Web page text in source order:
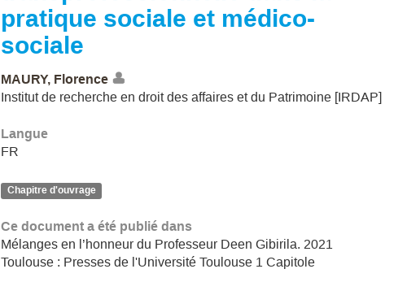
pratique sociale et médico-
sociale
MAURY, Florence
Institut de recherche en droit des affaires et du Patrimoine [IRDAP]
Langue
FR
Chapitre d'ouvrage
Ce document a été publié dans
Mélanges en l’honneur du Professeur Deen Gibirila. 2021
Toulouse : Presses de l'Université Toulouse 1 Capitole